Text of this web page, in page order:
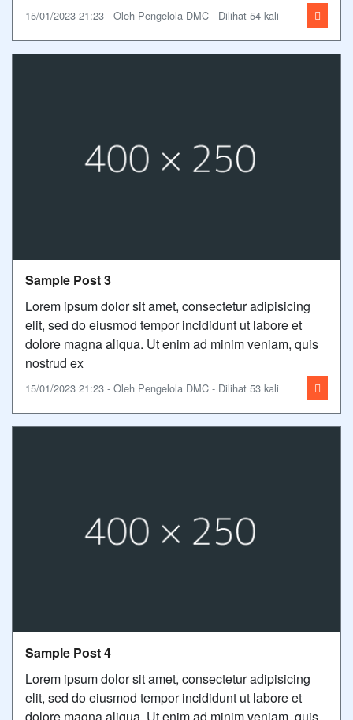
15/01/2023 21:23 - Oleh Pengelola DMC - Dilihat 54 kali
Sample Post 3
Lorem ipsum dolor sit amet, consectetur adipisicing
elit, sed do eiusmod tempor incididunt ut labore et
dolore magna aliqua. Ut enim ad minim veniam, quis
nostrud ex
15/01/2023 21:23 - Oleh Pengelola DMC - Dilihat 53 kali
Sample Post 4
Lorem ipsum dolor sit amet, consectetur adipisicing
elit, sed do eiusmod tempor incididunt ut labore et